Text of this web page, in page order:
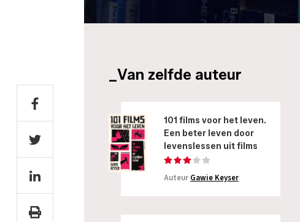
_Van zelfde auteur
101 films voor het leven.
Een beter leven door
levenslessen uit films
Auteur Gawie Keyser